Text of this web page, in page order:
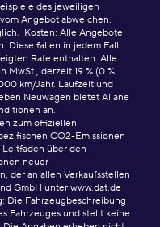
des jeweiligen
Angebot abweichen.
Kosten: Alle Angebote
Diese fallen in jedem Fall
Rate enthalten. Alle
MwSt., derzeit 19 % (0 %
km/Jahr. Laufzeit und
Neuwagen bietet Allane
an.
zum offiziellen
CO2-Emissionen
über den
neuer
der an allen Verkaufsstellen
GmbH unter www.dat.de
Die Fahrzeugbeschreibung
Fahrzeuges und stellt keine